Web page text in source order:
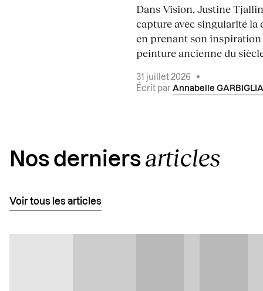
Dans Vision, Justine
capture avec singularité la
en prenant son inspiration
peinture ancienne du
31 juillet 2026
•
Écrit par Annabelle GARBIGLIA
Nos derniers articles
Voir tous les articles